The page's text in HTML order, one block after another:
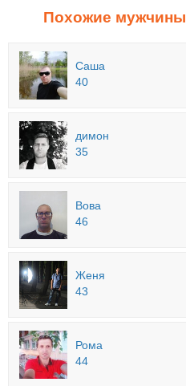
Похожие
Саша
40
димон
35
Вова
46
Женя
43
Рома
44